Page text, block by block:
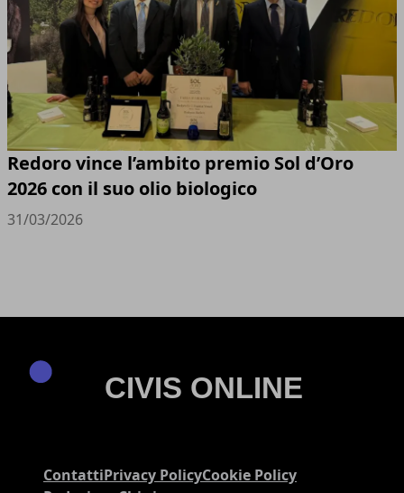
Redoro vince l’ambito premio Sol d’Oro
2026 con il suo olio biologico
31/03/2026
ContattiPrivacy PolicyCookie Policy